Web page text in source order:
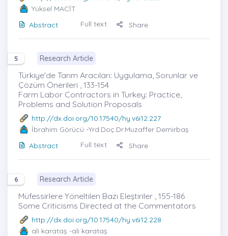
Yüksel MACİT
Abstract
Full text Share
5 Research Article
Türkiye'de Tarım Aracıları: Uygulama, Sorunlar ve
Çözüm Önerileri , 133-154
Farm Labor Contractors in Turkey: Practice,
Problems and Solution Proposals
http://dx.doi.org/10.17540/hy.v6i12.227
İbrahim Görücü -Yrd.Doç.Dr.Muzaffer Demirbaş
Abstract
Full text Share
6 Research Article
Müfessirlere Yöneltilen Bazı Eleştiriler , 155-186
Some Criticisms Directed at the Commentators
http://dx.doi.org/10.17540/hy.v6i12.228
ali karataş -ali karataş